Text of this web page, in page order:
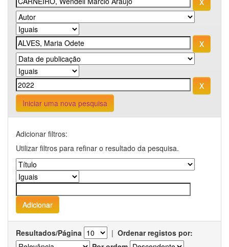
Iniciar uma nova pesquisa
Adicionar filtros:
Utilizar filtros para refinar o resultado da pesquisa.
Resultados/Página | Ordenar registos por: